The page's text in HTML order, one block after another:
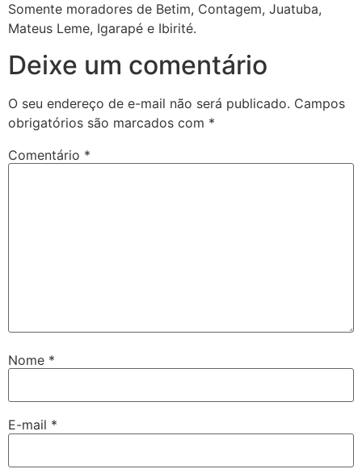
Somente moradores de Betim, Contagem, Juatuba,
Mateus Leme, Igarapé e Ibirité.
Deixe um comentário
O seu endereço de e-mail não será publicado. Campos
obrigatórios são marcados com *
Comentário *
Nome *
E-mail *